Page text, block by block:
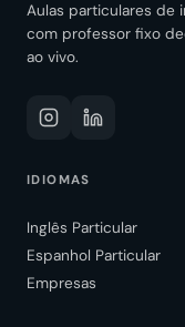
Aulas particulares de
com professor fixo
ao vivo.
IDIOMAS
Inglês Particular
Espanhol Particular
Empresas